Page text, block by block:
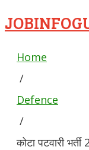
Home
/
Defence
/
कोटा पटवारी